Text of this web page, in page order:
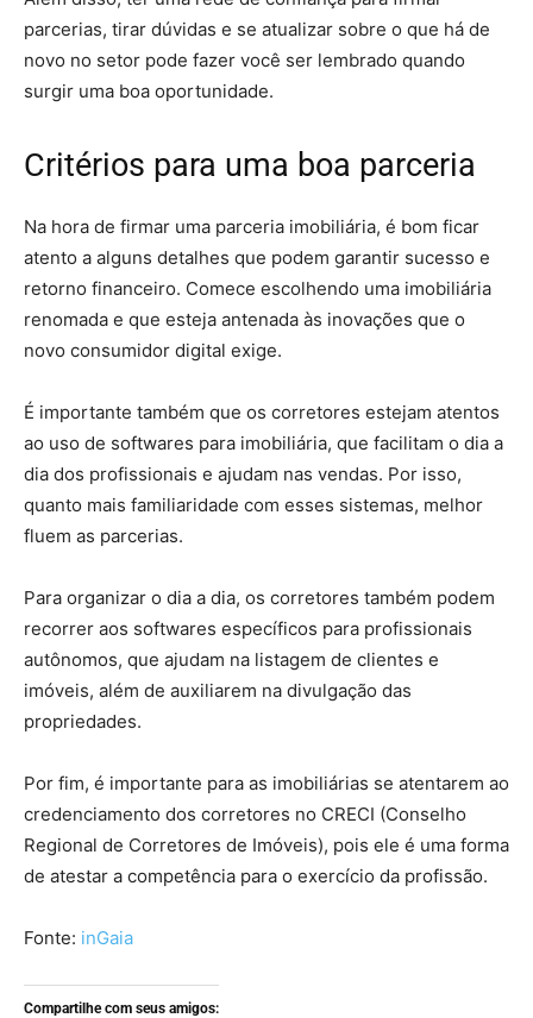
parcerias, tirar dúvidas e se atualizar sobre o que há de
novo no setor pode fazer você ser lembrado quando
surgir uma boa oportunidade.
Critérios para uma boa parceria
Na hora de firmar uma parceria imobiliária, é bom ficar
atento a alguns detalhes que podem garantir sucesso e
retorno financeiro. Comece escolhendo uma imobiliária
renomada e que esteja antenada às inovações que o
novo consumidor digital exige.
É importante também que os corretores estejam atentos
ao uso de softwares para imobiliária, que facilitam o dia a
dia dos profissionais e ajudam nas vendas. Por isso,
quanto mais familiaridade com esses sistemas, melhor
fluem as parcerias.
Para organizar o dia a dia, os corretores também podem
recorrer aos softwares específicos para profissionais
autônomos, que ajudam na listagem de clientes e
imóveis, além de auxiliarem na divulgação das
propriedades.
Por fim, é importante para as imobiliárias se atentarem ao
credenciamento dos corretores no CRECI (Conselho
Regional de Corretores de Imóveis), pois ele é uma forma
de atestar a competência para o exercício da profissão.
Fonte: inGaia
Compartilhe com seus amigos: